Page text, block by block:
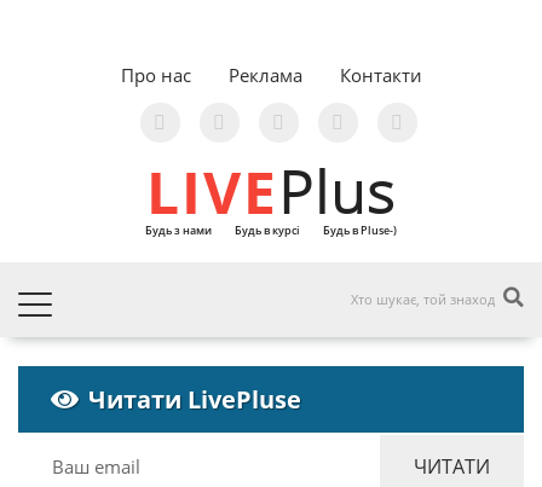
Про нас Реклама Контакти
LIVEPlus
Будь з нами Будь в курсі Будь в Pluse-)
Читати LivePluse